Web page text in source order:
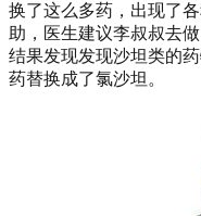
换了这么多药，出现了
助，医生建议李叔叔去
结果发现发现沙坦类的
药替换成了氯沙坦。